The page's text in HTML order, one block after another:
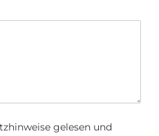
gelesen und